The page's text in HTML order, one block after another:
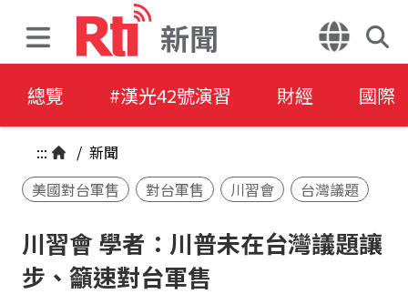
新聞
總覽 #漢光42號演習 財經 國際
::: / 新聞
美國對台軍售
對台軍售 川習會 台灣議題
川習會 學者：川普未在台灣議題讓
步、籲速對台軍售